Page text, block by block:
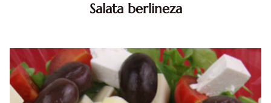
Salata berlineza
reteta. cum faci salata berlineza. Salata